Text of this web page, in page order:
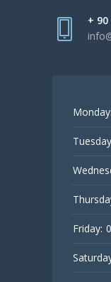
+ 90
Monday:
Friday: